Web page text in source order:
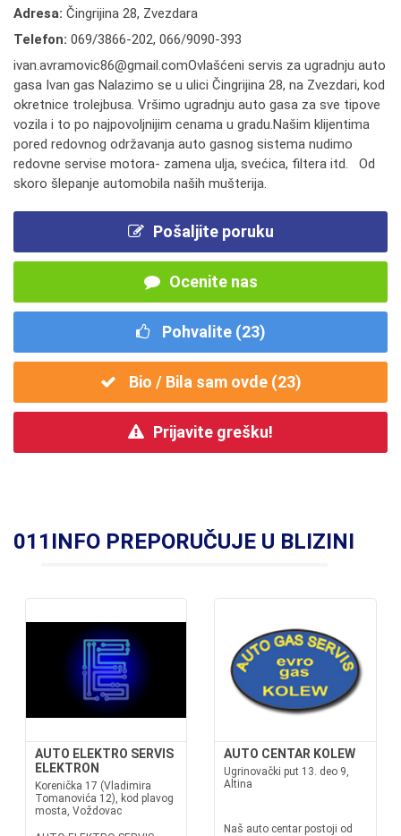
Adresa: Čingrijina 28, Zvezdara
Telefon: 069/3866-202, 066/9090-393
ivan.avramovic86@gmail.comOvlašćeni servis za ugradnju auto
gasa Ivan gas Nalazimo se u ulici Čingrijina 28, na Zvezdari, kod
okretnice trolejbusa. Vršimo ugradnju auto gasa za sve tipove
vozila i to po najpovoljnijim cenama u gradu.Našim klijentima
pored redovnog održavanja auto gasnog sistema nudimo
redovne servise motora- zamena ulja, svećica, filtera itd. Od
skoro šlepanje automobila naših mušterija.
Pošaljite poruku
Ocenite nas
Pohvalite (23)
Bio / Bila sam ovde (23)
Prijavite grešku!
011INFO PREPORUČUJE U BLIZINI
AUTO ELEKTRO SERVIS
ELEKTRON
Korenička 17 (Vladimira
Tomanovića 12), kod plavog
mosta, Voždovac
AUTO CENTAR KOLEW
Ugrinovački put 13. deo 9,
Altina
Naš auto centar postoji od